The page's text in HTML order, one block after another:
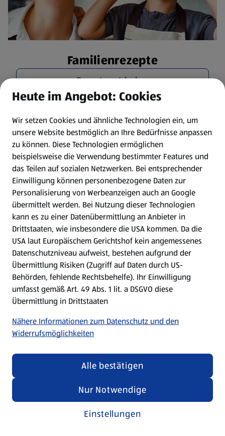
Familienrezepte
Rezepte entdecken
Kochen für Kinder
Rezepte entdecken
Heute im Angebot: Cookies
Wir setzen Cookies und ähnliche Technologien ein, um
unsere Website bestmöglich an Ihre Bedürfnisse anpassen
zu können. Diese Technologien ermöglichen
beispielsweise die Verwendung bestimmter Features und
das Teilen auf sozialen Netzwerken. Bei entsprechender
Einwilligung können personenbezogene Daten zur
Personalisierung von Werbeanzeigen auch an Google
übermittelt werden. Bei Nutzung dieser Technologien
kann es zu einer Datenübermittlung an Anbieter in
Drittstaaten, wie insbesondere die USA kommen. Da die
USA laut Europäischem Gerichtshof kein angemessenes
Datenschutzniveau aufweist, bestehen aufgrund der
Übermittlung Risiken (Zugriff auf Daten durch US-
Behörden, fehlende Rechtsbehelfe). Ihr Einwilligung
umfasst gemäß Art. 49 Abs. 1 lit. a DSGVO diese
Übermittlung in Drittstaaten
Nähere Informationen zum Datenschutz und den
Widerrufsmöglichkeiten
Einstellungen
Nur Notwendige
Alle bestätigen